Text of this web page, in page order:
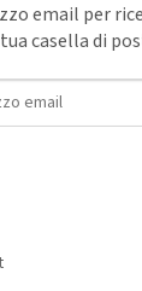
email per
casella di